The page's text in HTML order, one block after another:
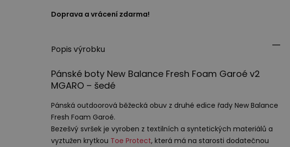
Doprava a vrácení zdarma!
Popis výrobku
Pánské boty New Balance Fresh Foam Garoé v2
MGARO– šedé
Pánská outdoorová běžecká obuv z druhé edice řady New Balance
Fresh Foam Garoé.
Bezešvý svršek je vyroben z textilních a syntetických materiálů a
vyztužen krytkou Toe Protect, která má na starosti dodatečnou